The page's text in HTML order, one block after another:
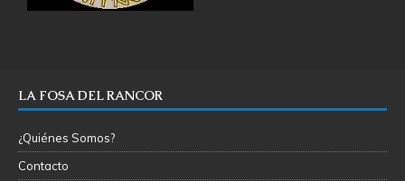
LA FOSA DEL RANCOR
¿Quiénes Somos?
Contacto